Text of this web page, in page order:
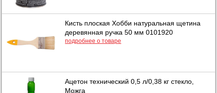
Кисть плоская Хобби натуральная щетина
деревянная ручка 50 мм 0101920
подробнее о товаре
Ацетон технический 0,5 л/0,38 кг стекло,
Можга